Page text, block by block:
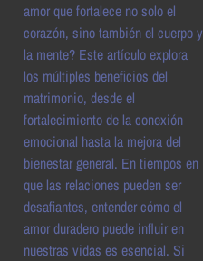
amor que fortalece no solo el
corazón, sino también el cuerpo y
la mente? Este artículo explora
los múltiples beneficios del
matrimonio, desde el
fortalecimiento de la conexión
emocional hasta la mejora del
bienestar general. En tiempos en
que las relaciones pueden ser
desafiantes, entender cómo el
amor duradero puede influir en
nuestras vidas es esencial. Si